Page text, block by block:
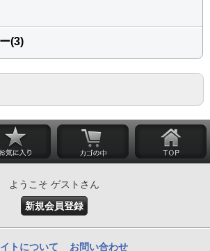
(3)
ようこそ ゲストさん
新規会員登録
トについて お問い合わせ